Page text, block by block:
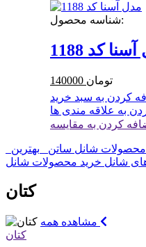
شناسه محصول:
کد 1188
140000 تومان
کردن به سبد خرید
به علاقه مندی ها
کردن به مقایسه
محصولات شانل ساتن
بهترین
شانل خرید محصولات شانل
کتان
کتان